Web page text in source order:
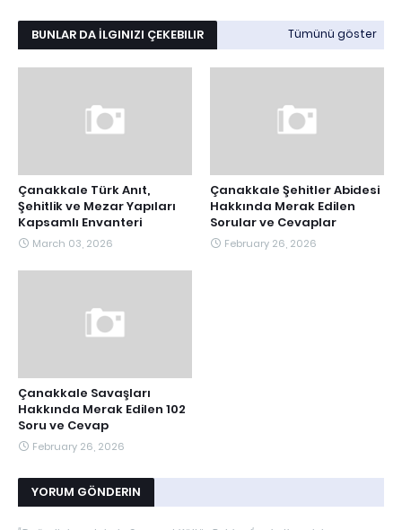
BUNLAR DA İLGINIZI ÇEKEBILIR Tümünü göster
Çanakkale Türk Anıt,
Şehitlik ve Mezar Yapıları
Kapsamlı Envanteri
March 03, 2026
Çanakkale Şehitler Abidesi
Hakkında Merak Edilen
Sorular ve Cevaplar
February 26, 2026
Çanakkale Savaşları
Hakkında Merak Edilen 102
Soru ve Cevap
February 26, 2026
YORUM GÖNDERIN